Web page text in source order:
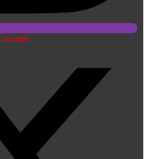
twitter